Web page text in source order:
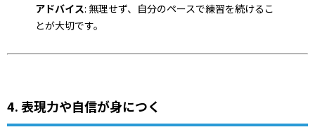
アドバイス: 無理せず、自分のペースで練習を続けるこ
とが大切です。
4. 表現力や自信が身につく